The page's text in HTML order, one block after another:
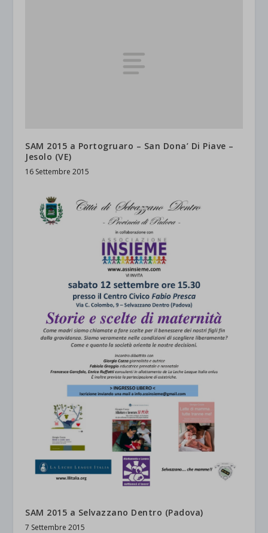
SAM 2015 a Portogruaro – San Dona’ Di Piave –
Jesolo (VE)
16 Settembre 2015
SAM 2015 a Selvazzano Dentro (Padova)
7 Settembre 2015